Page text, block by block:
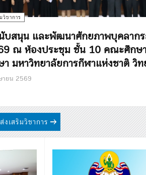
ชาการ
นับสนุน และพัฒนาศักยภาพบุคลาก
ณ ห้องประชุม ชั้น 10 คณะศึกษา
มหาวิทยาลัยการกีฬาแห่งชาติ วิ
ายน 2569
เสริมวิชาการ